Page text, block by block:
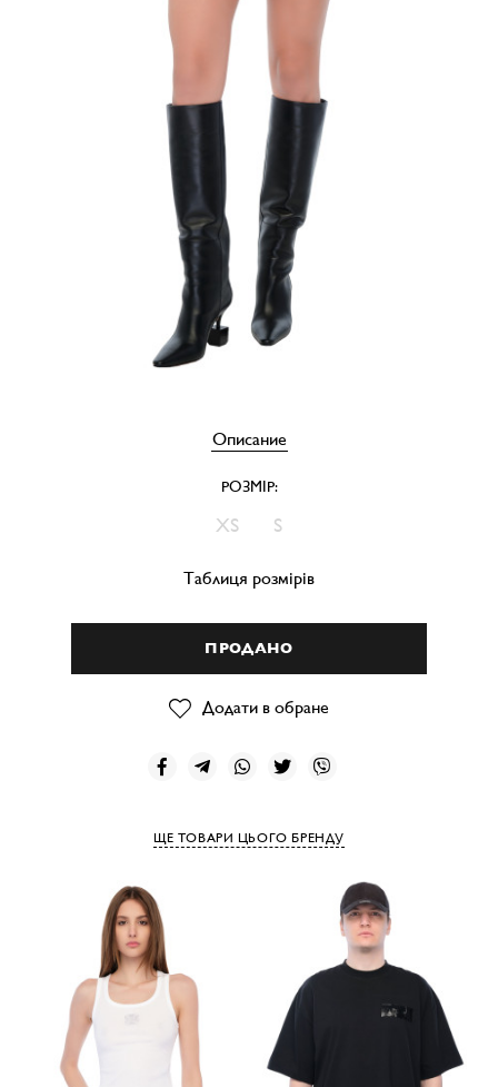
Описание
РОЗМІР:
XS S
Таблиця розмірів
ПРОДАНО
Додати в обране
ЩЕ ТОВАРИ ЦЬОГО БРЕНДУ